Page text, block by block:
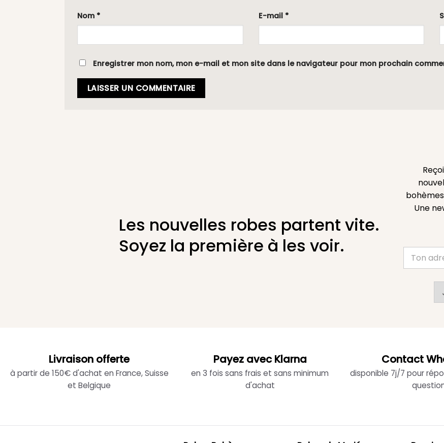
Nom * E-mail *
Enregistrer mon nom, mon e-mail et mon site dans le navigateur pour mon prochain
Les nouvelles robes partent vite.
Soyez la première à les voir.
Une
Livraison offerte
à partir de 150€ d'achat en France, Suisse
et Belgique
Payez avec Klarna
en 3 fois sans frais et sans minimum
d'achat
Contact
disponible 7j/7 pour